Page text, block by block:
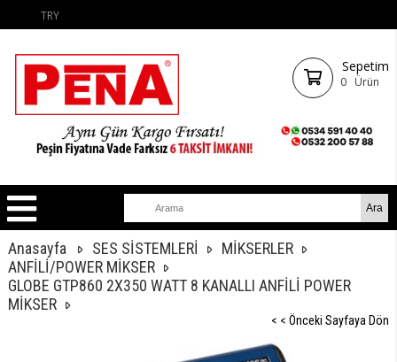
TRY
Sepetim
0 Ürün
Anasayfa SES SİSTEMLERİ
MİKSERLER
ANFİLİ/POWER MİKSER
GLOBE GTP860 2X350 WATT 8 KANALLI ANFİLİ POWER
MİKSER
< < Önceki Sayfaya Dön